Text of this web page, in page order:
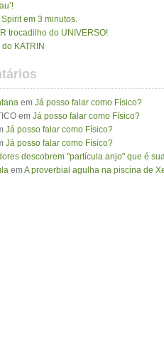
em 3 minutos.
trocadilho do UNIVERSO!
KATRIN
em Já posso falar como Físico?
em Já posso falar como Físico?
Já posso falar como Físico?
Já posso falar como Físico?
descobrem "partícula anjo" que é
emA proverbial agulha na piscina de